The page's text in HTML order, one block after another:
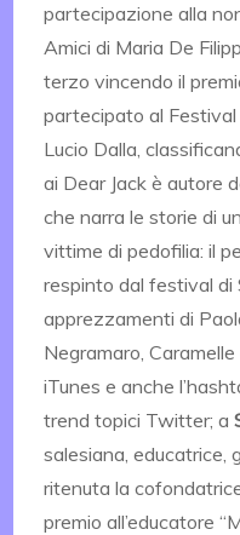
partecipazione alla
Amici di Maria De
terzo vincendo il
partecipato al
Lucio Dalla,
ai Dear Jack è autore
che narra le storie di
vittime di pedofilia: il
respinto dal festival di
apprezzamenti di
Negramaro,
iTunes e anche
trend topici Twitter; a
salesiana, educatrice,
ritenuta la cofondatrice
premio all’educatore